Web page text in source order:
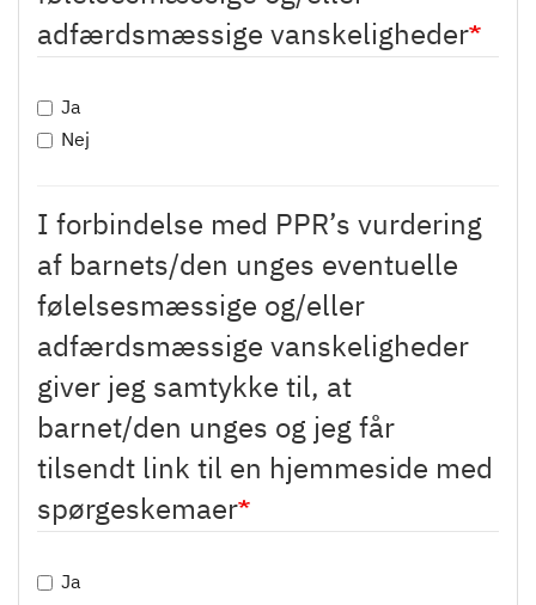
adfærdsmæssige vanskeligheder
Ja
Nej
I forbindelse med PPR’s vurdering
af barnets/den unges eventuelle
følelsesmæssige og/eller
adfærdsmæssige vanskeligheder
giver jeg samtykke til, at
barnet/den unges og jeg får
tilsendt link til en hjemmeside med
spørgeskemaer
Ja